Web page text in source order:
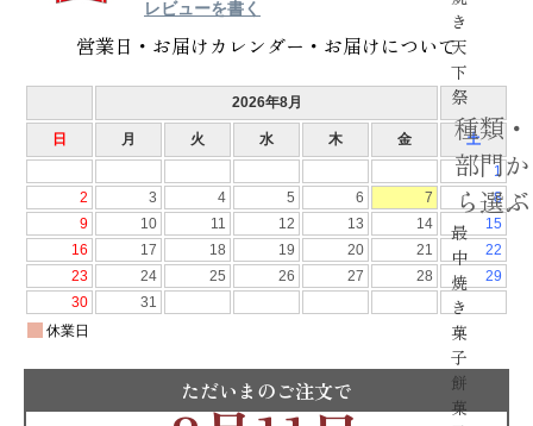
き
天
下
祭
種類・
部門か
ら選ぶ
最
中
焼
き
菓
子
餅
菓
レビューを書く
営業日・お届けカレンダー・お届けについて
ただいまのご注文で